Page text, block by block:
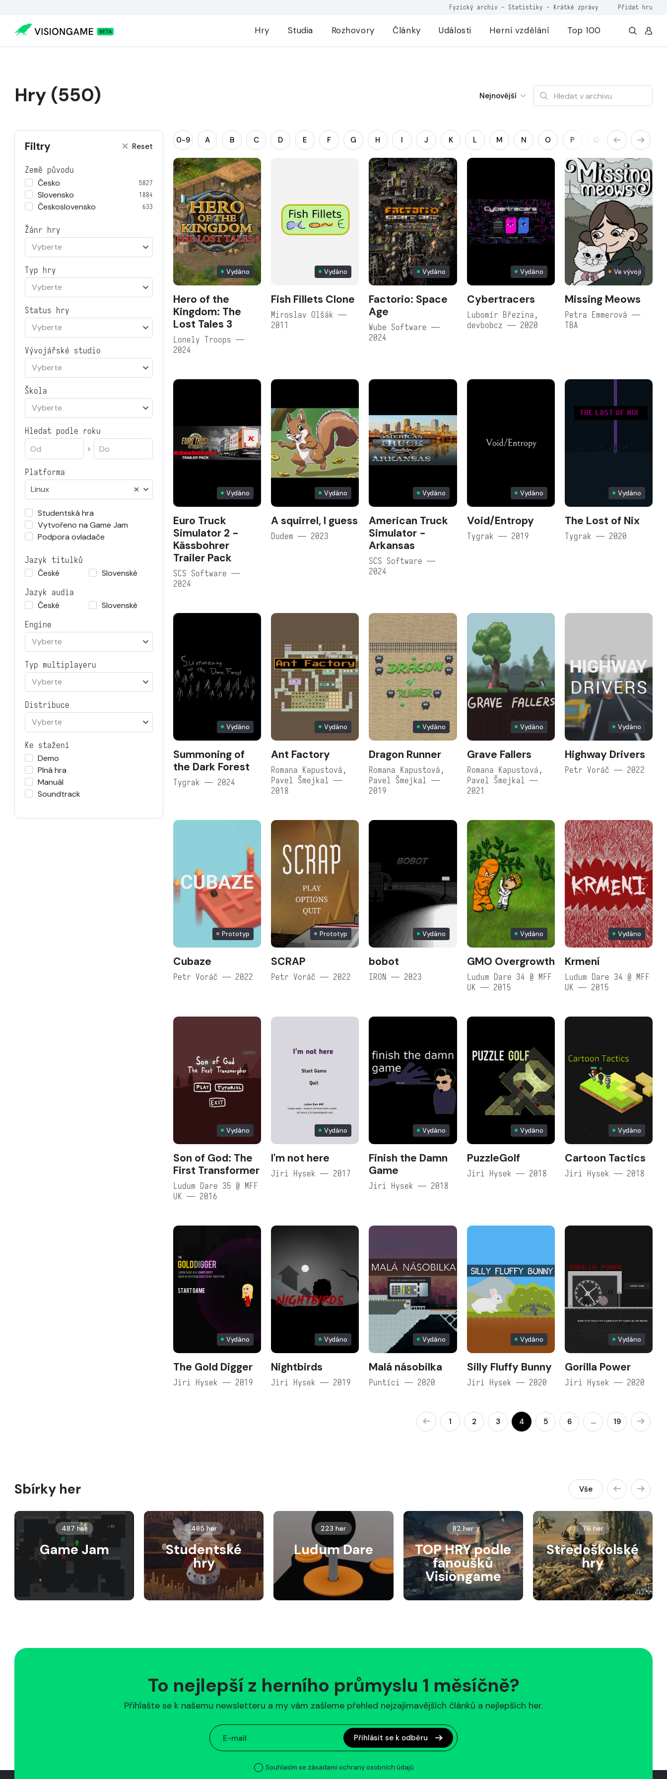
Fyzický archiv - Statistiky - Krátké zprávy Přidat hru
Hry Studia Rozhovory Články Události Herní vzdělání Top 100
Hry (550) Nejnovější
Filtry Reset
Země původu
Česko
5827
Slovensko 1884
Československo 633
Žánr hry
Vyberte
Typ hry
Vyberte
Status hry
Vyberte
Vývojářské studio
Vyberte
Škola
Vyberte
Hledat podle roku
Platforma
Linux
Studentská hra
Vytvořeno na Game Jam
Podpora ovladače
Jazyk titulků
České
Slovenské
Jazyk audia
České
Slovenské
Engine
Vyberte
Typ multiplayeru
Vyberte
Distribuce
Vyberte
Ke stažení
Demo
Plná hra
Manuál
Soundtrack
0-9 A B C D E F G H I J K L M N O P Q R S
Vydáno
Hero of the
Kingdom: The
Lost Tales 3
Lonely Troops —
2024
Vydáno
Fish Fillets Clone
Miroslav Olšák —
2011
Vydáno
Factorio: Space
Age
Wube Software —
2024
Vydáno
Cybertracers
Lubomír Březina,
devbobcz — 2020
Ve vývoji
Missing Meows
Petra Emmerová —
TBA
Vydáno
Euro Truck
Simulator 2 -
Kässbohrer
Trailer Pack
SCS Software —
2024
Vydáno
A squirrel, I guess
Dudem — 2023
Vydáno
American Truck
Simulator -
Arkansas
SCS Software —
2024
Vydáno
Void/Entropy
Tygrak — 2019
Vydáno
The Lost of Nix
Tygrak — 2020
Vydáno
Summoning of
the Dark Forest
Tygrak — 2024
Vydáno
Ant Factory
Romana Kapustová,
Pavel Šmejkal —
2018
Vydáno
Dragon Runner
Romana Kapustová,
Pavel Šmejkal —
2019
Vydáno
Grave Fallers
Romana Kapustová,
Pavel Šmejkal —
2021
Vydáno
Highway Drivers
Petr Voráč — 2022
Prototyp
Cubaze
Petr Voráč — 2022
Prototyp
SCRAP
Petr Voráč — 2022
Vydáno
bobot
IRON — 2023
Vydáno
GMO Overgrowth
Ludum Dare 34 @ MFF
UK — 2015
Vydáno
Krmení
Ludum Dare 34 @ MFF
UK — 2015
Vydáno
Son of God: The
First Transformer
Ludum Dare 35 @ MFF
UK — 2016
Vydáno
I'm not here
Jiri Hysek — 2017
Vydáno
Finish the Damn
Game
Jiri Hysek — 2018
Vydáno
PuzzleGolf
Jiri Hysek — 2018
Vydáno
Cartoon Tactics
Jiri Hysek — 2018
Vydáno
The Gold Digger
Jiri Hysek — 2019
Vydáno
Nightbirds
Jiri Hysek — 2019
Vydáno
Malá násobilka
Puntíci — 2020
Vydáno
Silly Fluffy Bunny
Jiri Hysek — 2020
Vydáno
Gorilla Power
Jiri Hysek — 2020
1 2 3 4 5 6 … 19
Sbírky her Vše
487 her
Game Jam
485 her
Studentské
hry
223 her
Ludum Dare
82 her
TOP HRY podle
fanoušků
Visiongame
76 her
Středoškolské
hry
To nejlepší z herního průmyslu 1 měsíčně?
Přihlašte se k našemu newsletteru a my vám zašleme přehled nejzajímavějších článků a nejlepších her.
Přihlásit se k odběru
Souhlasím se zásadami ochrany osobních údajů